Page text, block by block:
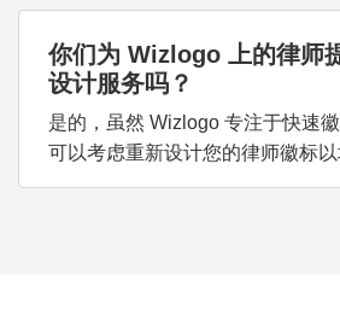
你们为 Wizlogo 上的律师
设计服务吗？
是的，虽然 Wizlogo 专注于快速
可以考虑重新设计您的律师徽标以